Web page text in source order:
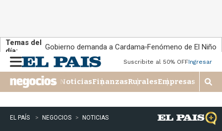
Temas del
día:
Gobierno demanda a Cardama Fenómeno de El Niño
n
u
Suscribite al 50% OFFIngresar
NoticiasFinanzasRuralesEmpresas
M
o
s
t
r
EL PAÍS NEGOCIOS NOTICIAS